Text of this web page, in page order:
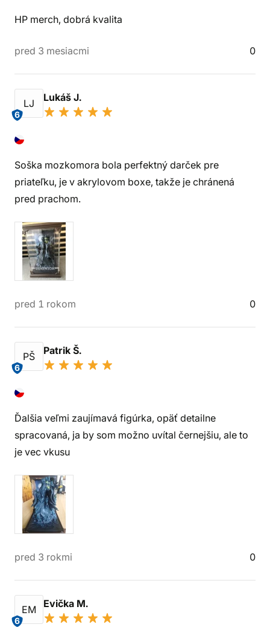
HP merch, dobrá kvalita
pred 3 mesiacmi 0
LJ
6
Lukáš J.
Soška mozkomora bola perfektný darček pre
priateľku, je v akrylovom boxe, takže je chránená
pred prachom.
pred 1 rokom 0
PŠ
6
Patrik Š.
Ďalšia veľmi zaujímavá figúrka, opäť detailne
spracovaná, ja by som možno uvítal černejšiu, ale to
je vec vkusu
pred 3 rokmi 0
EM
6
Evička M.